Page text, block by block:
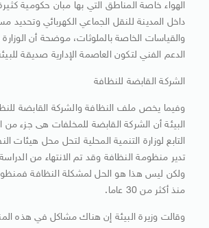
الهواء خاصة المناطق التي بها مبان حكومية
داخل المدينة للنقل الجماعي الكهربائي وتحديد
والقياسات الخاصة بالملوثات، موضحة أن
الدعم الفني لتكون العاصمة الإدارية صديقة
الشركة القابضة للنظافة
وفيما يخص ملف النظافة والشركة القابضة
البيئة أن الشركة القابضة للمخلفات هى جزء
التابع لوزارة التنمية المحلية لتحل محل هيئات
تدير منظومة النظافة وقد تم الانتهاء من الدراسة
ولكن ليس هذا هو الحل لمشكلة النظافة
منذ أكثر من 30 عاما.
وقالت وزيرة البيئة إن هناك مشاكل في هذه